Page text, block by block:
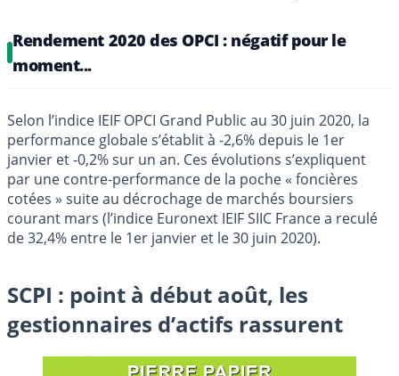
Rendement 2020 des OPCI : négatif pour le
moment...
Selon l’indice IEIF OPCI Grand Public au 30 juin 2020, la
performance globale s’établit à -2,6% depuis le 1er
janvier et -0,2% sur un an. Ces évolutions s’expliquent
par une contre-performance de la poche « foncières
cotées » suite au décrochage de marchés boursiers
courant mars (l’indice Euronext IEIF SIIC France a reculé
de 32,4% entre le 1er janvier et le 30 juin 2020).
SCPI : point à début août, les
gestionnaires d’actifs rassurent